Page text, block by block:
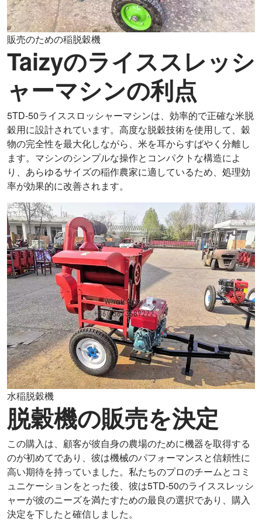
販売のための稲脱穀機
Taizyのライススレッシ
ャーマシンの利点
5TD-50ライススロッシャーマシンは、効率的で正確な米脱
穀用に設計されています。高度な脱穀技術を使用して、穀
物の完全性を最大化しながら、米を耳からすばやく分離し
ます。マシンのシンプルな操作とコンパクトな構造によ
り、あらゆるサイズの稲作農家に適しているため、処理効
率が効果的に改善されます。
水稲脱穀機
脱穀機の販売を決定
この購入は、顧客が彼自身の農場のために機器を取得する
のが初めてであり、彼は機械のパフォーマンスと信頼性に
高い期待を持っていました。私たちのプロのチームとコミ
ュニケーションをとった後、彼は5TD-50のライススレッシ
ャーが彼のニーズを満たすための最良の選択であり、購入
決定を下したと確信しました。